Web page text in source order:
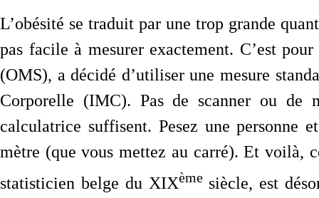
L’obésité se traduit par une trop grande
pas facile à mesurer exactement. C’est
(OMS), a décidé d’utiliser une mesure
Corporelle (IMC). Pas de scanner ou de
calculatrice suffisent. Pesez une personne
mètre (que vous mettez au carré). Et voilà,
statisticien belge du XIXème siècle, est